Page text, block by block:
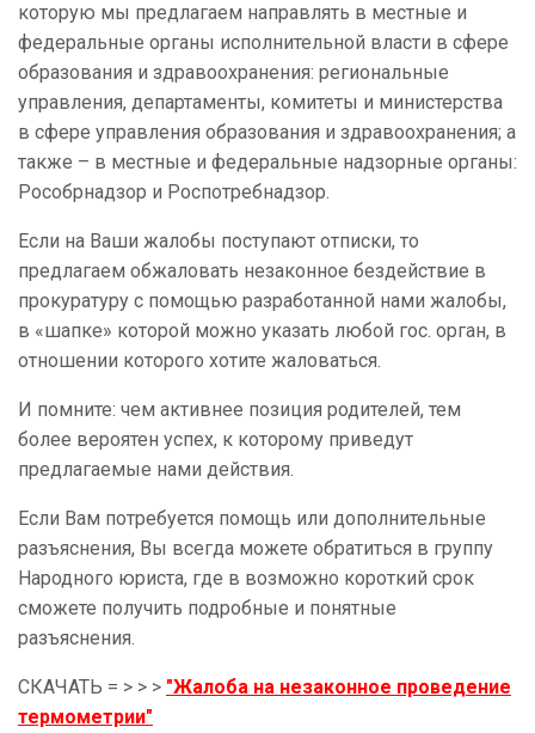
которую мы предлагаем направлять в местные и
федеральные органы исполнительной власти в сфере
образования и здравоохранения: региональные
управления, департаменты, комитеты и министерства
в сфере управления образования и здравоохранения; а
также – в местные и федеральные надзорные органы:
Рособрнадзор и Роспотребнадзор.
Если на Ваши жалобы поступают отписки, то
предлагаем обжаловать незаконное бездействие в
прокуратуру с помощью разработанной нами жалобы,
в «шапке» которой можно указать любой гос. орган, в
отношении которого хотите жаловаться.
И помните: чем активнее позиция родителей, тем
более вероятен успех, к которому приведут
предлагаемые нами действия.
Если Вам потребуется помощь или дополнительные
разъяснения, Вы всегда можете обратиться в группу
Народного юриста, где в возможно короткий срок
сможете получить подробные и понятные
разъяснения.
СКАЧАТЬ = > > > "Жалоба на незаконное проведение
термометрии"